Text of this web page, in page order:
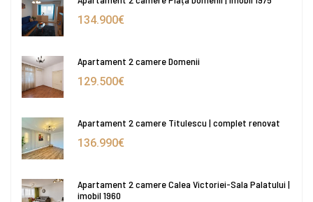
134.900€
Apartament 2 camere Domenii
129.500€
Apartament 2 camere Titulescu | complet renovat
136.990€
Apartament 2 camere Calea Victoriei-Sala Palatului |
imobil 1960